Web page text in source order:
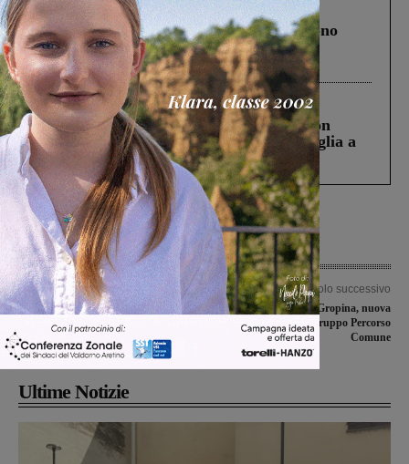
Cronaca 4 Agosto 2026
Un anno fa la strage in A1 in cui morirono
Gianni, Giulia e Franco. Lo schianto, il
processo, lo stop ai sorpassi fra tir....
Cronaca 3 Agosto 2026
Scomparso da una struttura di Castiglion
Fiorentino l’uomo che aveva ucciso la figlia a
Levane nel 2020
Articolo precedente
Sorpresi a spacciare due ventenni
vengono denunciati dai carabinieri
Articolo successivo
Perdita d’acqua a Gropina, nuova
segnalazione del gruppo Percorso
Comune
Ultime Notizie